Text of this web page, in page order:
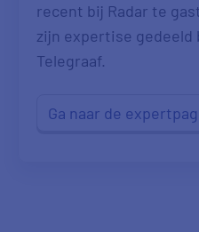
recent bij Radar te
zijn expertise gedeeld
Telegraaf.
Ga naar de